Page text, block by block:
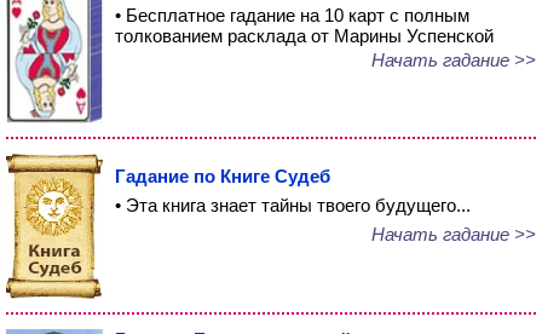
• Бесплатное гадание на 10 карт с полным
толкованием расклада от Марины Успенской
Начать гадание >>
Гадание по Книге Судеб
• Эта книга знает тайны твоего будущего...
Начать гадание >>